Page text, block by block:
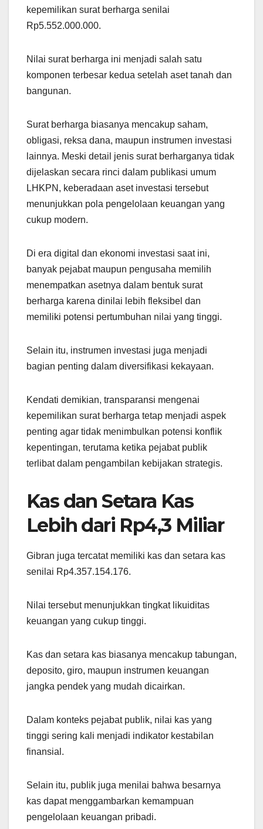
kepemilikan surat berharga senilai
Rp5.552.000.000.
Nilai surat berharga ini menjadi salah satu
komponen terbesar kedua setelah aset tanah dan
bangunan.
Surat berharga biasanya mencakup saham,
obligasi, reksa dana, maupun instrumen investasi
lainnya. Meski detail jenis surat berharganya tidak
dijelaskan secara rinci dalam publikasi umum
LHKPN, keberadaan aset investasi tersebut
menunjukkan pola pengelolaan keuangan yang
cukup modern.
Di era digital dan ekonomi investasi saat ini,
banyak pejabat maupun pengusaha memilih
menempatkan asetnya dalam bentuk surat
berharga karena dinilai lebih fleksibel dan
memiliki potensi pertumbuhan nilai yang tinggi.
Selain itu, instrumen investasi juga menjadi
bagian penting dalam diversifikasi kekayaan.
Kendati demikian, transparansi mengenai
kepemilikan surat berharga tetap menjadi aspek
penting agar tidak menimbulkan potensi konflik
kepentingan, terutama ketika pejabat publik
terlibat dalam pengambilan kebijakan strategis.
Kas dan Setara Kas
Lebih dari Rp4,3 Miliar
Gibran juga tercatat memiliki kas dan setara kas
senilai Rp4.357.154.176.
Nilai tersebut menunjukkan tingkat likuiditas
keuangan yang cukup tinggi.
Kas dan setara kas biasanya mencakup tabungan,
deposito, giro, maupun instrumen keuangan
jangka pendek yang mudah dicairkan.
Dalam konteks pejabat publik, nilai kas yang
tinggi sering kali menjadi indikator kestabilan
finansial.
Selain itu, publik juga menilai bahwa besarnya
kas dapat menggambarkan kemampuan
pengelolaan keuangan pribadi.